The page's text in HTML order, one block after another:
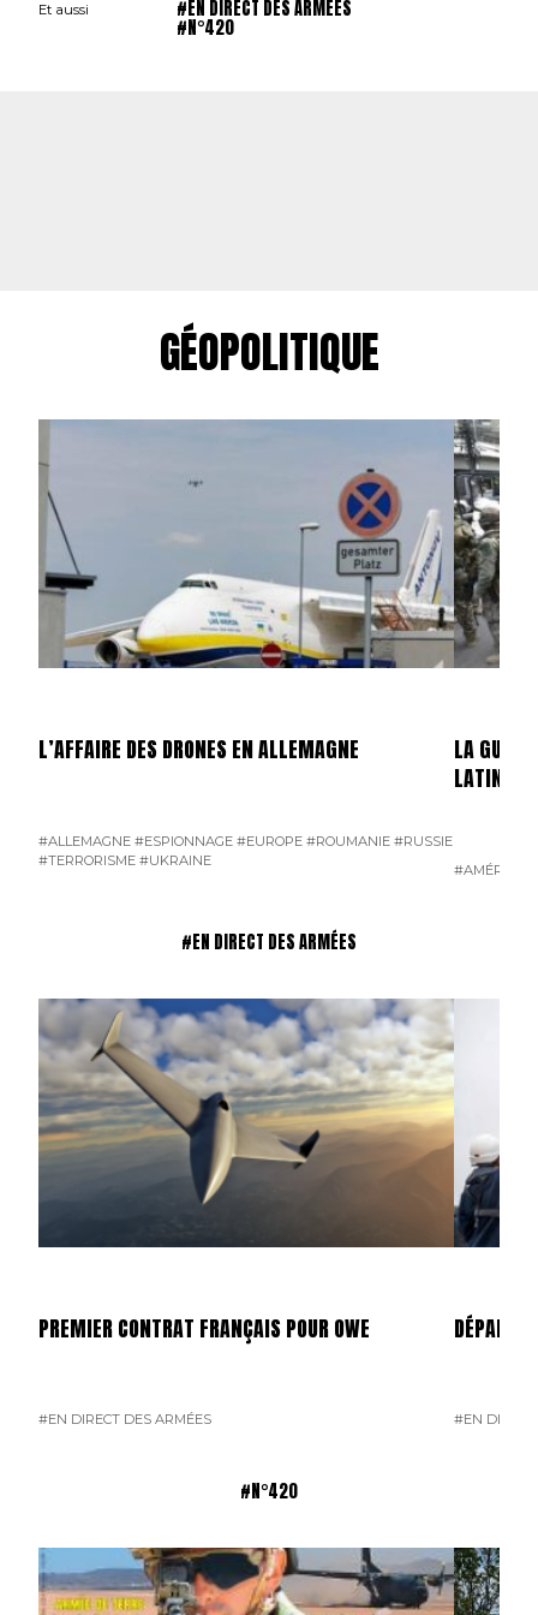
Et aussi #EN DIRECT DES ARMÉES
#N°420
GÉOPOLITIQUE
L’AFFAIRE DES DRONES EN ALLEMAGNE
#ALLEMAGNE #ESPIONNAGE #EUROPE #ROUMANIE #RUSSIE
#TERRORISME #UKRAINE
LA
LATINE
#EN DIRECT DES ARMÉES
PREMIER CONTRAT FRANÇAIS POUR OWE
#EN DIRECT DES ARMÉES
DÉPART
#EN
#N°420